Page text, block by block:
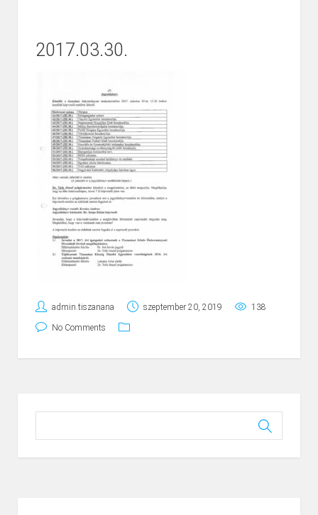
2017.03.30.
admin.tiszanana szeptember 20, 2019 138
No Comments